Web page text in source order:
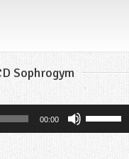
Sophrogym
00:00
les
flèches